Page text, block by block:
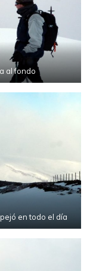
al fondo
en todo el día